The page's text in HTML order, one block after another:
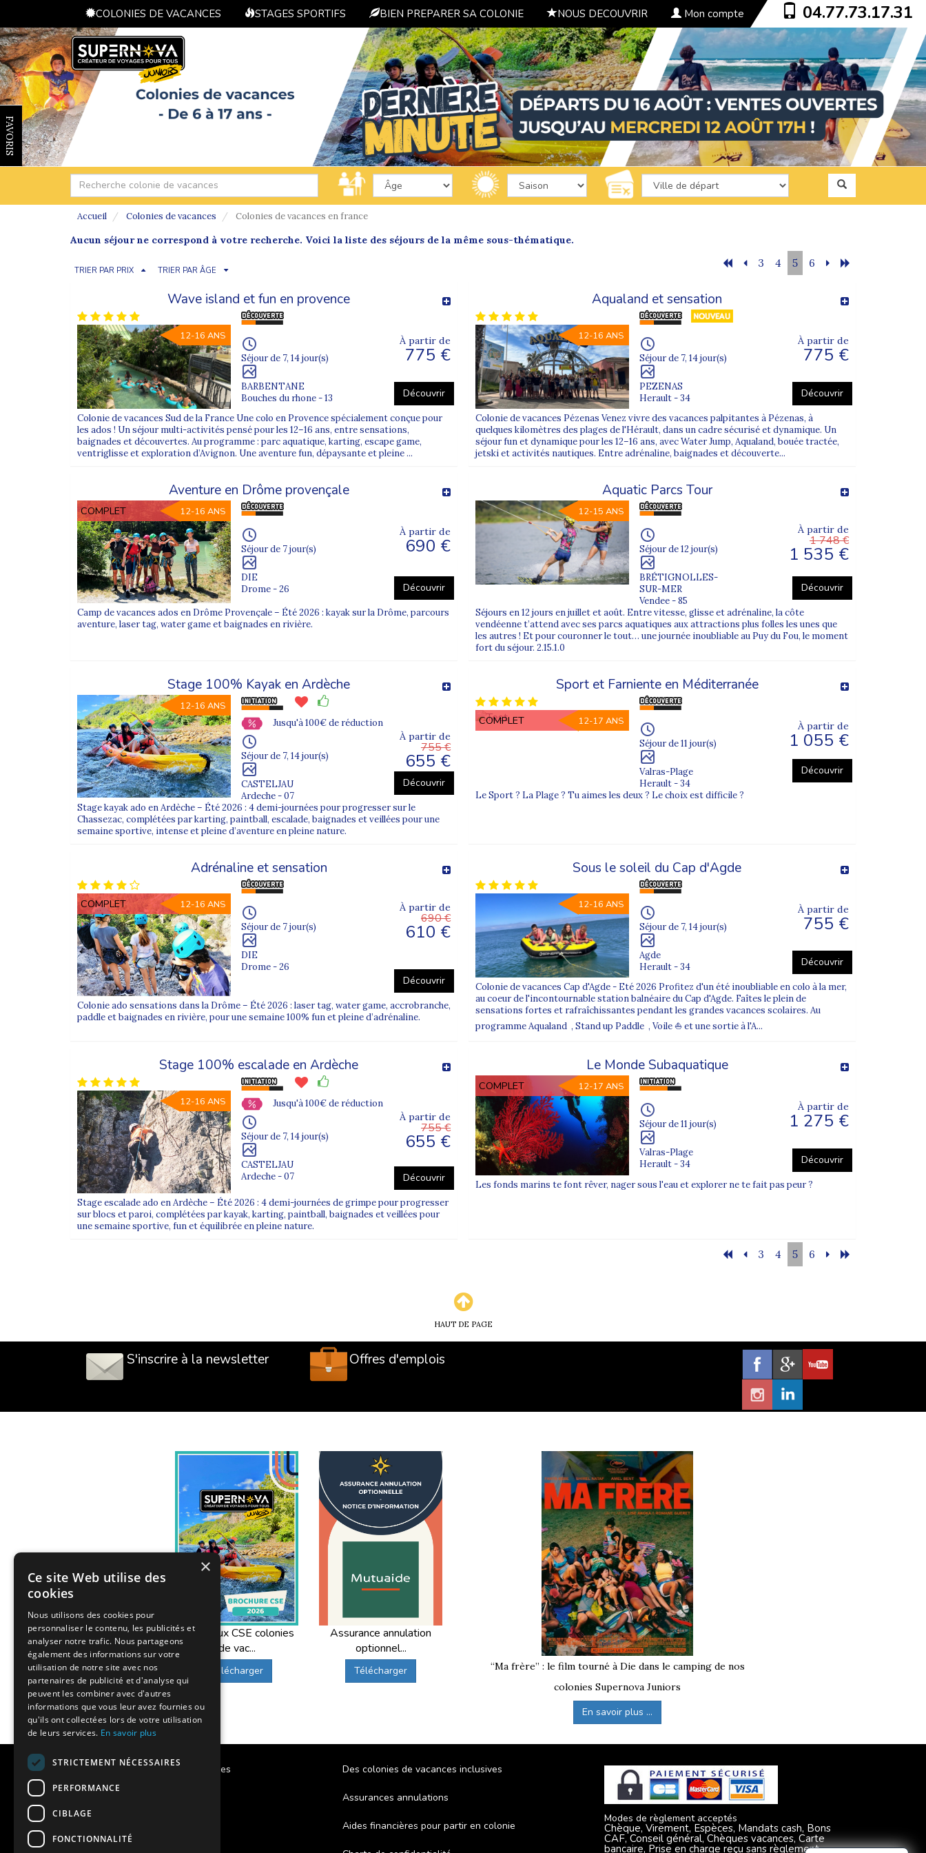
COLONIES DE VACANCES STAGES SPORTIFS BIEN PREPARER SA COLONIE NOUS DECOUVRIR Mon compte 04.77.73.17.31
FAVORIS
Accueil Colonies de vacances Colonies de vacances en france
Aucun séjour ne correspond à votre recherche. Voici la liste des séjours de la même sous-thématique.
TRIER PAR PRIX TRIER PAR ÂGE
3 4 5 6
Wave island et fun en provence
12-16 ANS
Séjour de 7, 14 jour(s)
BARBENTANE
Bouches du rhone - 13
À partir de
775 €
Découvrir
Colonie de vacances Sud de la France Une colo en Provence spécialement conçue pour
les ados ! Un séjour multi-activités pensé pour les 12–16 ans, entre sensations,
baignades et découvertes. Au programme : parc aquatique, karting, escape game,
ventriglisse et exploration d’Avignon. Une aventure fun, dépaysante et pleine ...
Aqualand et sensation
12-16 ANS
Séjour de 7, 14 jour(s)
PEZENAS
Herault - 34
À partir de
775 €
Découvrir
Colonie de vacances Pézenas Venez vivre des vacances palpitantes à Pézenas, à
quelques kilomètres des plages de l'Hérault, dans un cadre sécurisé et dynamique. Un
séjour fun et dynamique pour les 12–16 ans, avec Water Jump, Aqualand, bouée tractée,
jetski et activités nautiques. Entre adrénaline, baignades et découverte...
Aventure en Drôme provençale
COMPLET 12-16 ANS
Séjour de 7 jour(s)
DIE
Drome - 26
À partir de
690 €
Découvrir
Camp de vacances ados en Drôme Provençale – Été 2026 : kayak sur la Drôme, parcours
aventure, laser tag, water game et baignades en rivière.
Aquatic Parcs Tour
12-15 ANS
Séjour de 12 jour(s)
BRÉTIGNOLLES-
SUR-MER
Vendee - 85
À partir de
1 748 €
1 535 €
Découvrir
Séjours en 12 jours en juillet et août. Entre vitesse, glisse et adrénaline, la côte
vendéenne t’attend avec ses parcs aquatiques aux attractions plus folles les unes que
les autres ! Et pour couronner le tout… une journée inoubliable au Puy du Fou, le moment
fort du séjour. 2.15.1.0
Stage 100% Kayak en Ardèche
12-16 ANS
Jusqu'à 100€ de réduction
Séjour de 7, 14 jour(s)
CASTELJAU
Ardeche - 07
À partir de
755 €
655 €
Découvrir
Stage kayak ado en Ardèche – Été 2026 : 4 demi-journées pour progresser sur le
Chassezac, complétées par karting, paintball, escalade, baignades et veillées pour une
semaine sportive, intense et pleine d’aventure en pleine nature.
Sport et Farniente en Méditerranée
COMPLET 12-17 ANS
Séjour de 11 jour(s)
Valras-Plage
Herault - 34
À partir de
1 055 €
Découvrir
Le Sport ? La Plage ? Tu aimes les deux ? Le choix est difficile ?
Adrénaline et sensation
COMPLET 12-16 ANS
Séjour de 7 jour(s)
DIE
Drome - 26
À partir de
690 €
610 €
Découvrir
Colonie ado sensations dans la Drôme – Été 2026 : laser tag, water game, accrobranche,
paddle et baignades en rivière, pour une semaine 100% fun et pleine d’adrénaline.
Sous le soleil du Cap d'Agde
12-16 ANS
Séjour de 7, 14 jour(s)
Agde
Herault - 34
À partir de
755 €
Découvrir
Colonie de vacances Cap d'Agde - Eté 2026 Profitez d'un été inoubliable en colo à la mer,
au coeur de l'incontournable station balnéaire du Cap d'Agde. Faîtes le plein de
sensations fortes et rafraîchissantes pendant les grandes vacances scolaires. Au
programme Aqualand , Stand up Paddle , Voile ⛵ et une sortie à l'A...
Stage 100% escalade en Ardèche
12-16 ANS Jusqu'à 100€ de réduction
Séjour de 7, 14 jour(s)
CASTELJAU
Ardeche - 07
À partir de
755 €
655 €
Découvrir
Stage escalade ado en Ardèche – Été 2026 : 4 demi-journées de grimpe pour progresser
sur blocs et paroi, complétées par kayak, karting, paintball, baignades et veillées pour
une semaine sportive, fun et équilibrée en pleine nature.
Le Monde Subaquatique
COMPLET 12-17 ANS
Séjour de 11 jour(s)
Valras-Plage
Herault - 34
À partir de
1 275 €
Découvrir
Les fonds marins te font rêver, nager sous l'eau et explorer ne te fait pas peur ?
3 4 5 6
HAUT DE PAGE
S'inscrire à la newsletter Offres d'emplois
Offres aux CSE colonies
de vac...
Télécharger
Assurance annulation
optionnel...
Télécharger
“Ma frère” : le film tourné à Die dans le camping de nos
colonies Supernova Juniors
En savoir plus ...
Calendrier des vacances scolaires Des colonies de vacances inclusives
Assurances annulations
Aides financières pour partir en colonie
Modes de règlement acceptés
Chèque, Virement, Espèces, Mandats cash, Bons
CAF, Conseil général, Chèques vacances, Carte
bancaire, Prise en charge reçu sans règlement,
×
Ce site Web utilise des
cookies
Nous utilisons des cookies pour
personnaliser le contenu, les publicités et
analyser notre trafic. Nous partageons
également des informations sur votre
utilisation de notre site avec nos
partenaires de publicité et d'analyse qui
peuvent les combiner avec d'autres
informations que vous leur avez fournies ou
qu'ils ont collectées lors de votre utilisation
de leurs services. En savoir plus
STRICTEMENT NÉCESSAIRES
PERFORMANCE
CIBLAGE
FONCTIONNALITÉ